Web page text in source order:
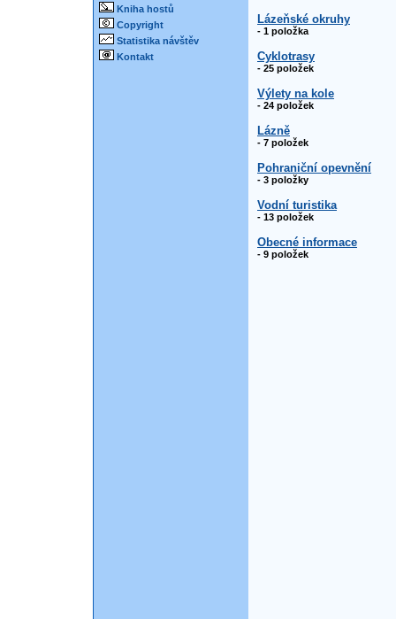
Kniha hostů
Copyright
Statistika návštěv
Kontakt
Lázeňské okruhy
- 1 položka
Cyklotrasy
- 25 položek
Výlety na kole
- 24 položek
Lázně
- 7 položek
Pohraniční opevnění
- 3 položky
Vodní turistika
- 13 položek
Obecné informace
- 9 položek